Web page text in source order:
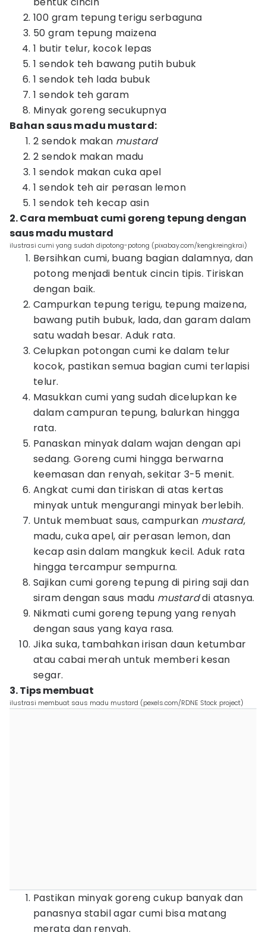
100 gram tepung terigu serbaguna
50 gram tepung maizena
1 butir telur, kocok lepas
1 sendok teh bawang putih bubuk
1 sendok teh lada bubuk
1 sendok teh garam
Minyak goreng secukupnya
Bahan saus madu mustard:
2 sendok makan mustard
2 sendok makan madu
1 sendok makan cuka apel
1 sendok teh air perasan lemon
1 sendok teh kecap asin
2. Cara membuat cumi goreng tepung dengan
saus madu mustard
ilustrasi cumi yang sudah dipotong-potong (pixabay.com/kengkreingkrai)
Bersihkan cumi, buang bagian dalamnya, dan
potong menjadi bentuk cincin tipis. Tiriskan
dengan baik.
Campurkan tepung terigu, tepung maizena,
bawang putih bubuk, lada, dan garam dalam
satu wadah besar. Aduk rata.
Celupkan potongan cumi ke dalam telur
kocok, pastikan semua bagian cumi terlapisi
telur.
Masukkan cumi yang sudah dicelupkan ke
dalam campuran tepung, balurkan hingga
rata.
Panaskan minyak dalam wajan dengan api
sedang. Goreng cumi hingga berwarna
keemasan dan renyah, sekitar 3-5 menit.
Angkat cumi dan tiriskan di atas kertas
minyak untuk mengurangi minyak berlebih.
Untuk membuat saus, campurkan mustard,
madu, cuka apel, air perasan lemon, dan
kecap asin dalam mangkuk kecil. Aduk rata
hingga tercampur sempurna.
Sajikan cumi goreng tepung di piring saji dan
siram dengan saus madu mustarddi atasnya.
Nikmati cumi goreng tepung yang renyah
dengan saus yang kaya rasa.
Jika suka, tambahkan irisan daun ketumbar
atau cabai merah untuk memberi kesan
segar.
3. Tips membuat
ilustrasi membuat saus madu mustard (pexels.com/RDNE Stock project)
Pastikan minyak goreng cukup banyak dan
panasnya stabil agar cumi bisa matang
merata dan renyah.